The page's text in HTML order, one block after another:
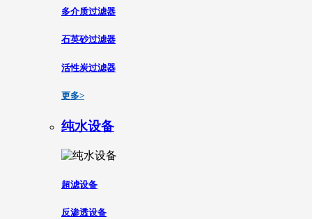
多介质过滤器
石英砂过滤器
活性炭过滤器
更多>
纯水设备
超滤设备
反渗透设备